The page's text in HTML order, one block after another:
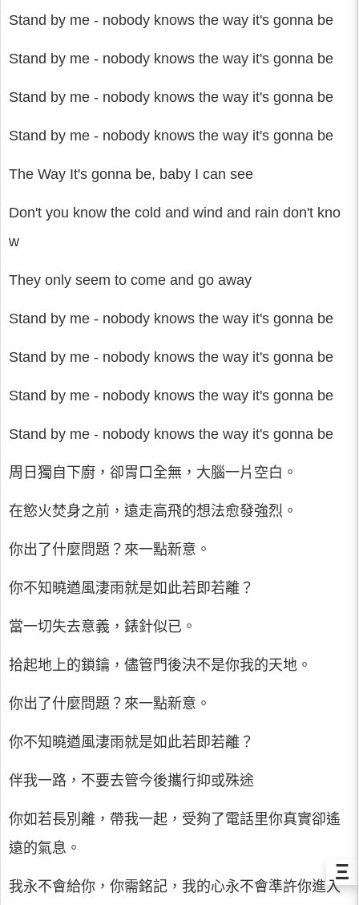
Stand by me - nobody knows the way it's gonna be
Stand by me - nobody knows the way it's gonna be
Stand by me - nobody knows the way it's gonna be
Stand by me - nobody knows the way it's gonna be
The Way It's gonna be, baby I can see
Don't you know the cold and wind and rain don't kno
w
They only seem to come and go away
Stand by me - nobody knows the way it's gonna be
Stand by me - nobody knows the way it's gonna be
Stand by me - nobody knows the way it's gonna be
Stand by me - nobody knows the way it's gonna be
周日獨自下廚，卻胃口全無，大腦一片空白。
在慾火焚身之前，遠走高飛的想法愈發強烈。
你出了什麼問題？來一點新意。
你不知曉遒風淒雨就是如此若即若離？
當一切失去意義，錶針似已。
拾起地上的鎖鑰，儘管門後決不是你我的天地。
你出了什麼問題？來一點新意。
你不知曉遒風淒雨就是如此若即若離？
伴我一路，不要去管今後攜行抑或殊途
你如若長別離，帶我一起，受夠了電話里你真實卻遙
遠的氣息。
我永不會給你，你需銘記，我的心永不會準許你進入
Ξ